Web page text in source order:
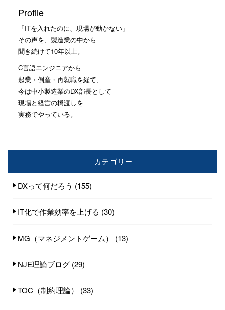
Profile
「ITを入れたのに、現場が動かない」——
その声を、製造業の中から
聞き続けて10年以上。
C言語エンジニアから
起業・倒産・再就職を経て、
今は中小製造業のDX部長として
現場と経営の橋渡しを
実務でやっている。
カテゴリー
DXって何だろう (155)
IT化で作業効率を上げる (30)
MG（マネジメントゲーム） (13)
NJE理論ブログ (29)
TOC（制約理論） (33)